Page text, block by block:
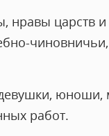
нравы царств
девушки,
работ.